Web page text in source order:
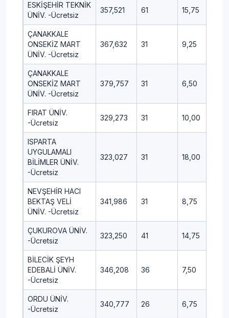
ESKİŞEHİR TEKNİK
ÜNİV. -Ücretsiz
357,521 61 15,75
ÇANAKKALE
ONSEKİZ MART
ÜNİV. -Ücretsiz
367,632 31 9,25
ÇANAKKALE
ONSEKİZ MART
ÜNİV. -Ücretsiz
379,757 31 6,50
FIRAT ÜNİV.
-Ücretsiz
329,273 31 10,00
ISPARTA
UYGULAMALI
BİLİMLER ÜNİV.
-Ücretsiz
323,027 31 18,00
NEVŞEHİR HACI
BEKTAŞ VELİ
ÜNİV. -Ücretsiz
341,986 31 8,75
ÇUKUROVA ÜNİV.
-Ücretsiz
323,250 41 14,75
BİLECİK ŞEYH
EDEBALİ ÜNİV.
-Ücretsiz
346,208 36 7,50
ORDU ÜNİV.
-Ücretsiz
340,777 26 6,75